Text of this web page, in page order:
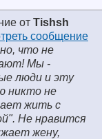
от Tishsh
что не
Мы -
люди и эту
никто не
жить с
Не нравится
жену,